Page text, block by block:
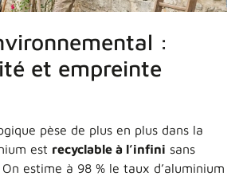
:
et empreinte
pèse de plus en plus dans la
est recyclable à l’infini sans
estime à 98 % le taux d’aluminium